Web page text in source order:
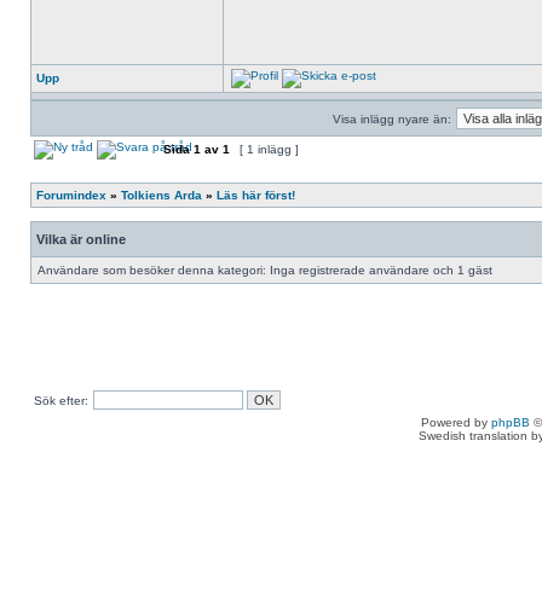
Upp
Visa inlägg nyare än:
Sida1 av 1 [ 1 inlägg ]
Forumindex » Tolkiens Arda » Läs här först!
Vilka är online
Användare som besöker denna kategori: Inga registrerade användare och 1 gäst
Sök efter:
Powered by phpBB
Swedish translation